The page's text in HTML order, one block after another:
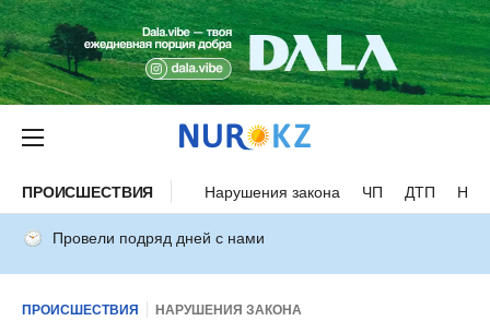
ПРОИСШЕСТВИЯ Нарушения закона ЧП ДТП
Провели подряд дней с нами
ПРОИСШЕСТВИЯ НАРУШЕНИЯ ЗАКОНА